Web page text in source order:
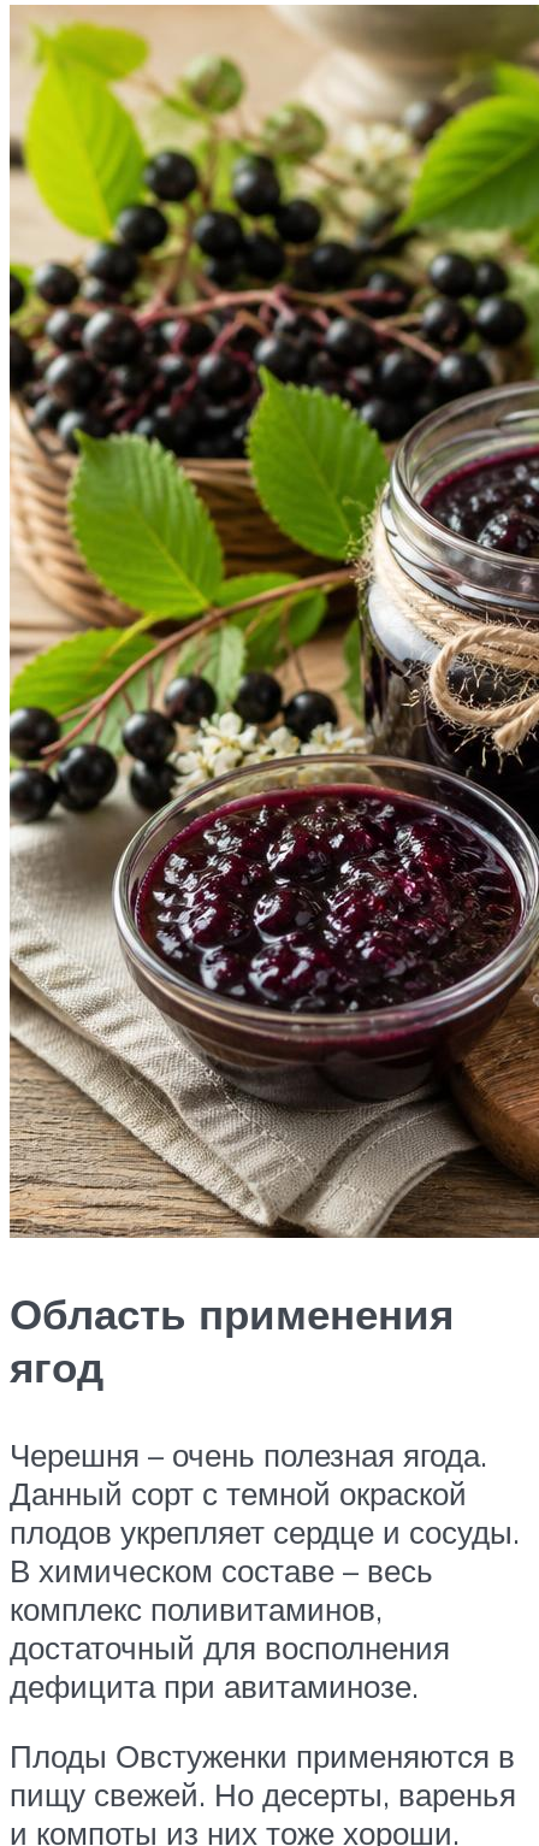
Область применения
ягод
Черешня – очень полезная ягода.
Данный сорт с темной окраской
плодов укрепляет сердце и сосуды.
В химическом составе – весь
комплекс поливитаминов,
достаточный для восполнения
дефицита при авитаминозе.
Плоды Овстуженки применяются в
пищу свежей. Но десерты, варенья
и компоты из них тоже хороши.